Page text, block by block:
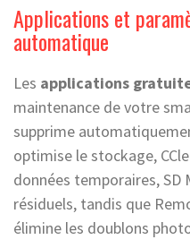
Applications et
automatique
Les applications
maintenance de votre
supprime
optimise le stockage,
données temporaires, SD
résiduels, tandis que
élimine les doublons